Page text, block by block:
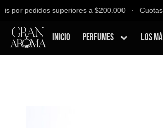
pedidos superiores a $200.000 ∙ Cuotas
Inicio Perfumes Los